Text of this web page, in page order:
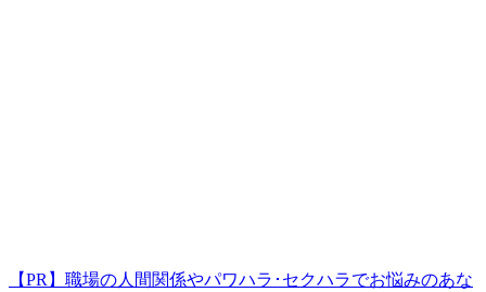
【PR】職場の人間関係やパワハラ･セクハラでお悩みのあな